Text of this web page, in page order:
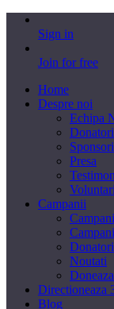
Sign in
Join for free
Home
Despre noi
Echipa
Presa
Voluntari
Campanii
Noutati
Directioneaza
Blog